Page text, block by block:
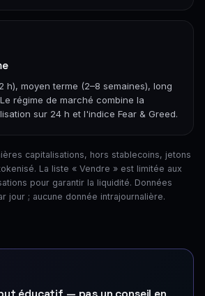
h), moyen terme (2–8 semaines), long
régime de marché combine la
sur 24 h et l'indice Fear & Greed.
capitalisations, hors stablecoins, jetons
La liste « Vendre » est limitée aux
pour garantir la liquidité. Données
jour ; aucune donnée intrajournalière.